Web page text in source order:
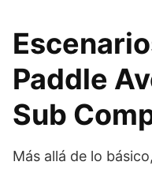
Paddle
Sub
Más allá de lo